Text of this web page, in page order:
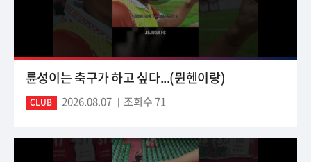
륜성이는 축구가 하고 싶다...(뮌헨이랑)
CLUB 2026.08.07 조회수 71